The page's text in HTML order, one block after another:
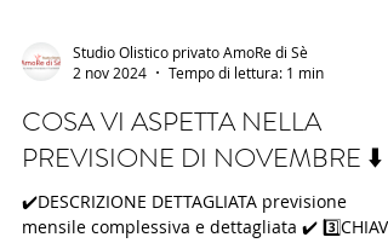
2 nov 2024
Tempo di lettura: 1 min
COSA VI ASPETTA NELLA
PREVISIONE DI NOVEMBRE ⬇️